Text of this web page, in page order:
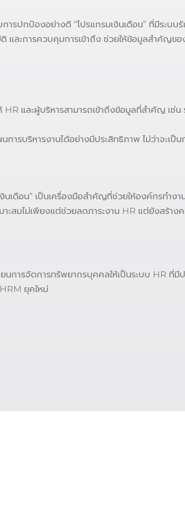
ารปกป้องอย่างดี “โปรแกรมเงินเดือน” ที่มีระ
และการควบคุมการเข้าถึง ช่วยให้ข้อมูลสำคัญ
และผู้บริหารสามารถเข้าถึงข้อมูลที่สำคัญ เช่น
ารบริหารงานได้อย่างมีประสิทธิภาพ ไม่ว่าจะเ
นเดือน” เป็นเครื่องมือสำคัญที่ช่วยให้องค์กรทำ
สมไม่เพียงแต่ช่วยลดภาระงาน HR แต่ยังสร้าง
การจัดการทรัพยากรบุคคลให้เป็นระบบ HR ที่
ยุคใหม่